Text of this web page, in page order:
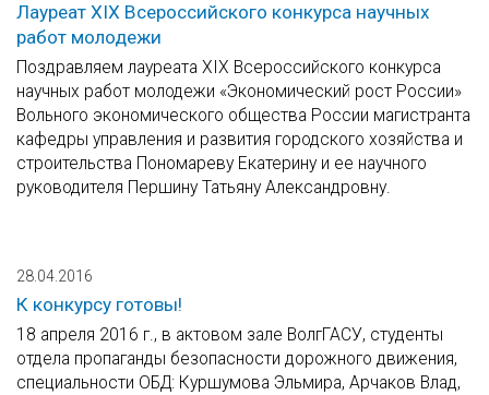
Лауреат XIX Всероссийского конкурса научных
работ молодежи
Поздравляем лауреата XIX Всероссийского конкурса
научных работ молодежи «Экономический рост России»
Вольного экономического общества России магистранта
кафедры управления и развития городского хозяйства и
строительства Пономареву Екатерину и ее научного
руководителя Першину Татьяну Александровну.
28.04.2016
К конкурсу готовы!
18 апреля 2016 г., в актовом зале ВолгГАСУ, студенты
отдела пропаганды безопасности дорожного движения,
специальности ОБД: Куршумова Эльмира, Арчаков Влад,